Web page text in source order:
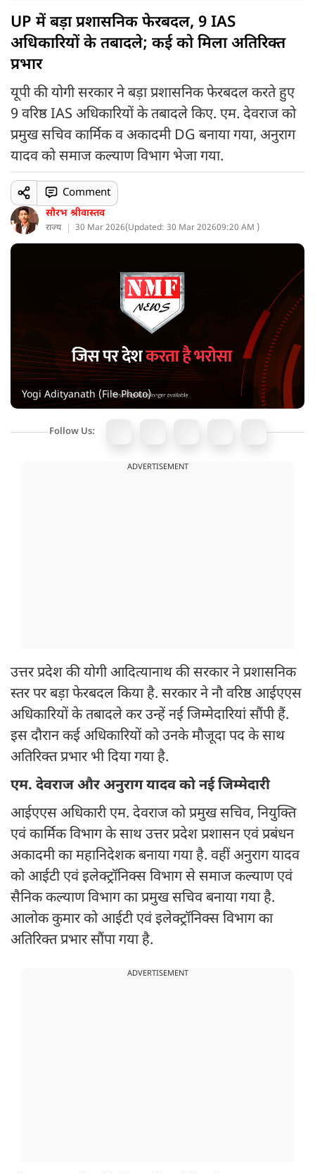
UP में बड़ा प्रशासनिक फेरबदल, 9 IAS
अधिकारियों के तबादले; कई को मिला अतिरिक्त
प्रभार
यूपी की योगी सरकार ने बड़ा प्रशासनिक फेरबदल करते हुए
9 वरिष्ठ IAS अधिकारियों के तबादले किए. एम. देवराज को
प्रमुख सचिव कार्मिक व अकादमी DG बनाया गया, अनुराग
यादव को समाज कल्याण विभाग भेजा गया.
सौरभ श्रीवास्तव
राज्य 30 Mar 2026(Updated: 30 Mar 202609:20 AM )
Comment
Yogi Adityanath (File Photo)
Follow Us:
ADVERTISEMENT
उत्तर प्रदेश की योगी आदित्यानाथ की सरकार ने प्रशासनिक
स्तर पर बड़ा फेरबदल किया है. सरकार ने नौ वरिष्ठ आईएएस
अधिकारियों के तबादले कर उन्हें नई जिम्मेदारियां सौंपी हैं.
इस दौरान कई अधिकारियों को उनके मौजूदा पद के साथ
अतिरिक्त प्रभार भी दिया गया है.
एम. देवराज और अनुराग यादव को नई जिम्मेदारी
आईएएस अधिकारी एम. देवराज को प्रमुख सचिव, नियुक्ति
एवं कार्मिक विभाग के साथ उत्तर प्रदेश प्रशासन एवं प्रबंधन
अकादमी का महानिदेशक बनाया गया है. वहीं अनुराग यादव
को आईटी एवं इलेक्ट्रॉनिक्स विभाग से समाज कल्याण एवं
सैनिक कल्याण विभाग का प्रमुख सचिव बनाया गया है.
आलोक कुमार को आईटी एवं इलेक्ट्रॉनिक्स विभाग का
अतिरिक्त प्रभार सौंपा गया है.
ADVERTISEMENT